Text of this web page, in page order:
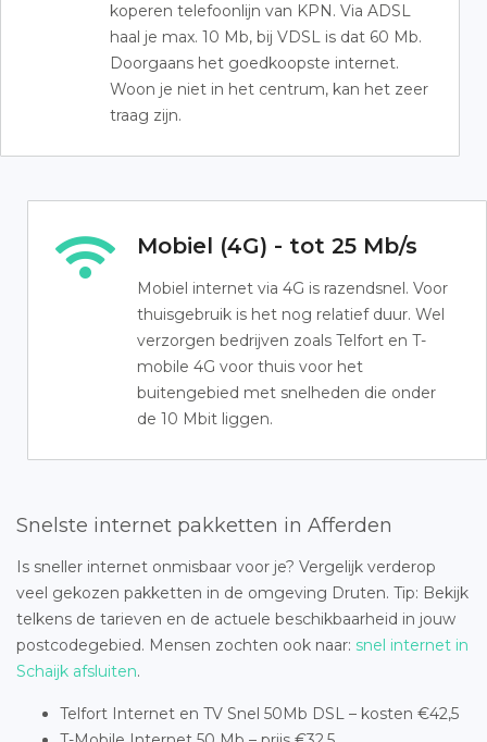
koperen telefoonlijn van KPN. Via ADSL
haal je max. 10 Mb, bij VDSL is dat 60 Mb.
Doorgaans het goedkoopste internet.
Woon je niet in het centrum, kan het zeer
traag zijn.
Mobiel (4G) - tot 25 Mb/s
Mobiel internet via 4G is razendsnel. Voor
thuisgebruik is het nog relatief duur. Wel
verzorgen bedrijven zoals Telfort en T-
mobile 4G voor thuis voor het
buitengebied met snelheden die onder
de 10 Mbit liggen.
Snelste internet pakketten in Afferden
Is sneller internet onmisbaar voor je? Vergelijk verderop
veel gekozen pakketten in de omgeving Druten. Tip: Bekijk
telkens de tarieven en de actuele beschikbaarheid in jouw
postcodegebied. Mensen zochten ook naar: snel internet in
Schaijk afsluiten.
Telfort Internet en TV Snel 50Mb DSL – kosten €42,5